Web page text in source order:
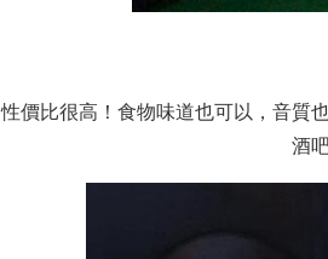
性價比很高！食物味道也可以，音質
酒